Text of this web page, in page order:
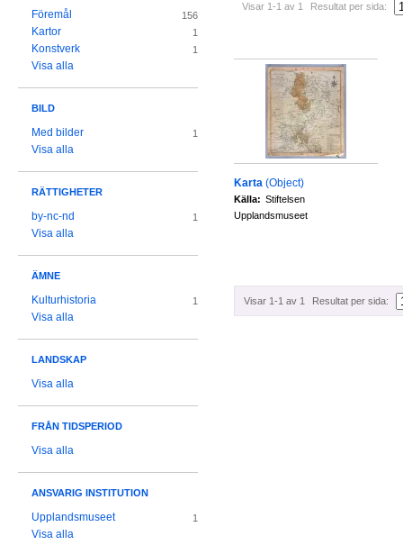
Visar 1-1 av 1 Resultat per sida:
Karta (Object)
Källa: Stiftelsen
Upplandsmuseet
Visar 1-1 av 1 Resultat per sida:
Föremål 156
Kartor 1
Konstverk 1
Visa alla
BILD
Med bilder 1
Visa alla
RÄTTIGHETER
by-nc-nd 1
Visa alla
ÄMNE
Kulturhistoria 1
Visa alla
LANDSKAP
Visa alla
FRÅN TIDSPERIOD
Visa alla
ANSVARIG INSTITUTION
Upplandsmuseet 1
Visa alla